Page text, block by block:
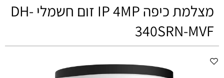
מצלמת כיפה IP 4MP זום חשמלי DH-
340SRN-MVF